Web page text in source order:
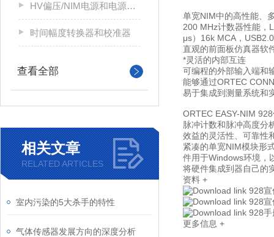
HV偏压/NIM电源和电源机箱
时间幅度转换器和校准器
查看全部
相关文章
RELATED ARTICLES
室内污染的5大杀手的特性
气体传感器发展方向的深度分析
单宽NIM中的高性能、
200 MHz计数器性能，
μs）16k MCA，
直观的前面板仿真器软
*灵活的内部互连
可编程的外部输入端和
能够通过ORTEC
易于集成到测量系统和
ORTEC EASY-NIM
脉冲计数和脉冲高度分
效益的灵活性、可靠性
紧凑的单宽NIM模块形
件用于Windows环境，
将硬件集成到器自己的
资料 +
928宣
928宣
928手
更多信息 +